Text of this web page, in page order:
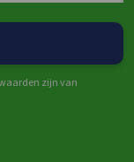
zijn van